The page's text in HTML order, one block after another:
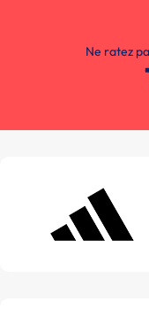
Ne ratez